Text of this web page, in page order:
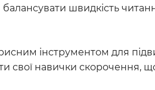
швидкість
інструментом для
свої навички скорочення,